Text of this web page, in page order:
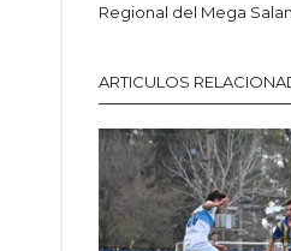
Regional del Mega
ARTICULOS